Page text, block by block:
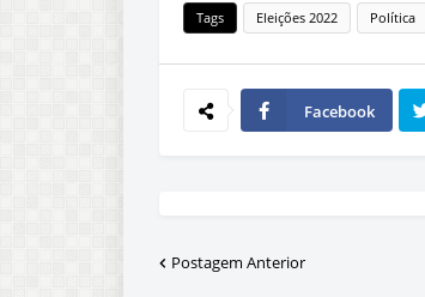
Tags Eleições 2022 Política
Facebook
Postagem Anterior